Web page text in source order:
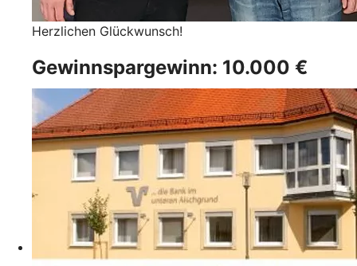
Herzlichen Glückwunsch!
Gewinnspargewinn: 10.000 €